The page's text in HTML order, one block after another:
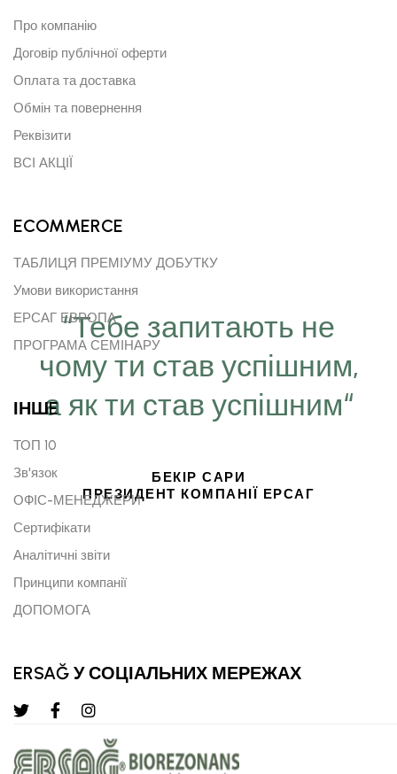
“Тебе запитають не
чому ти став успішним,
а як ти став успішним“
БЕКІР САРИ
ПРЕЗИДЕНТ КОМПАНІЇ ЕРСАГ
Про компанію
Договір публічної оферти
Оплата та доставка
Обмін та повернення
Реквізити
ВСІ АКЦІЇ
ECOMMERCE
ТАБЛИЦЯ ПРЕМІУМУ ДОБУТКУ
Умови використання
ЕРСАГ ЕВРОПА
ПРОГРАМА СЕМІНАРУ
ІНШE
ТОП 10
Зв'язок
ОФІС-МЕНЕДЖЕРИ
Сертифікати
Аналітичні звіти
Принципи компанії
ДОПОМОГА
ERSAĞ У СОЦІАЛЬНИХ МЕРЕЖАХ